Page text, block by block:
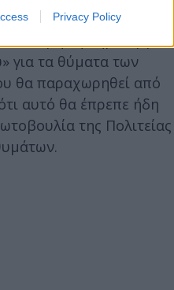
Privacy Policy
ακόμη τη δημιουργία
για τα θύματα των
θα παραχωρηθεί από
αυτό θα έπρεπε ήδη
της Πολιτείας